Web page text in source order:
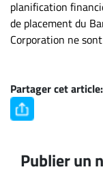
planification
de placement du
Corporation ne
Partager cet article:
Publier un